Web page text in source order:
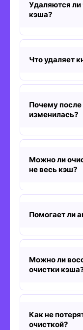
Удаляются ли
кэша?
Что удаляет
Почему после
изменилась?
Можно ли
не весь кэш?
Помогает ли
Можно ли
очистки
Как не
очисткой?